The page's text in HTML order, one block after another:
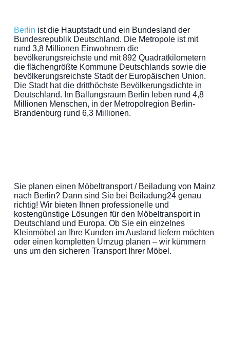
Berlin ist die Hauptstadt und ein Bundesland der
Bundesrepublik Deutschland. Die Metropole ist mit
rund 3,8 Millionen Einwohnern die
bevölkerungsreichste und mit 892 Quadratkilometern
die flächengrößte Kommune Deutschlands sowie die
bevölkerungsreichste Stadt der Europäischen Union.
Die Stadt hat die dritthöchste Bevölkerungsdichte in
Deutschland. Im Ballungsraum Berlin leben rund 4,8
Millionen Menschen, in der Metropolregion Berlin-
Brandenburg rund 6,3 Millionen.
Sie planen einen Möbeltransport / Beiladung von Mainz
nach Berlin? Dann sind Sie bei Beiladung24 genau
richtig! Wir bieten Ihnen professionelle und
kostengünstige Lösungen für den Möbeltransport in
Deutschland und Europa. Ob Sie ein einzelnes
Kleinmöbel an Ihre Kunden im Ausland liefern möchten
oder einen kompletten Umzug planen – wir kümmern
uns um den sicheren Transport Ihrer Möbel.